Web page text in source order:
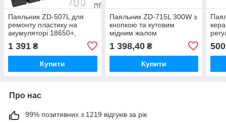
Паяльник ZD-507L для
ремонту пластику на
акумуляторі 18650+,
комплектом скоб 200 шт.
1 391 ₴
Купити
Паяльник ZD-715L 300W з
кнопкою та кутовим
мідним жалом
1 398,40₴
Купити
Про нас
99% позитивних з 1219 відгуків за рік